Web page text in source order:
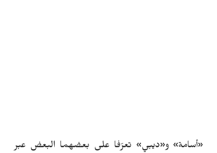
«أسامة» و«ديبي» تعرّفا على بعضهما البعض عبر